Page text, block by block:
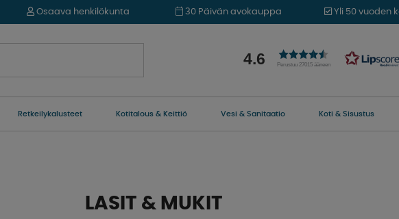
Osaava henkilökunta 30 Päivän avokauppa Yli 50 vuoden
4.6 Perustuu 27015 ääneen
Retkeilykalusteet Kotitalous & Keittiö Vesi & Sanitaatio Koti & Sisustus
LASIT & MUKIT